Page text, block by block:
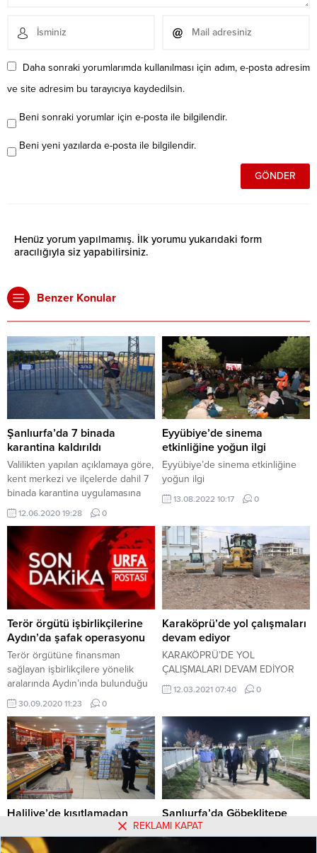
Daha sonraki yorumlarımda kullanılması için adım, e-posta adresim
ve site adresim bu tarayıcıya kaydedilsin.
Beni sonraki yorumlar için e-posta ile bilgilendir.
Beni yeni yazılarda e-posta ile bilgilendir.
Henüz yorum yapılmamış. İlk yorumu yukarıdaki form
aracılığıyla siz yapabilirsiniz.
Benzer Konular
Şanlıurfa’da 7 binada
karantina kaldırıldı
Valilikten yapılan açıklamaya göre,
kent merkezi ve ilçelerde dahil 7
binada karantina uygulamasına
son verildi.
12.06.2020 19:28 0
Eyyübiye’de sinema
etkinliğine yoğun ilgi
Eyyübiye’de sinema etkinliğine
yoğun ilgi
13.08.2022 10:17 0
Terör örgütü işbirlikçilerine
Aydın’da şafak operasyonu
Terör örgütüne finansman
sağlayan işbirlikçilere yönelik
aralarında Aydın’ında bulunduğu
4 ilde şafak vakti operasyon
düzenlendi. Mardin İl Jandarma
Komutanlığı ekiplerince Yıldırım-8
(Çınar-9) Jandarma Üstçavuş İlker
Düzova operasyonu kapsamında
sözde Ömeryan-Bagok ve
Kerboran kırsalında terör örgütü
mensuplarının imhasına yönelik
operasyonlar devam ederken
örgüte finansman sağlayan milis
ve iş birlikçilerine yönelik de...
30.09.2020 11:23 0
Karaköprü’de yol çalışmaları
devam ediyor
KARAKÖPRÜ’DE YOL
ÇALIŞMALARI DEVAM EDİYOR
12.03.2021 07:40 0
Haliliye’de kısıtlamadan
denetlendi
Şanlıurfa’da Göbeklitepe
tesisi hizmete girdi
REKLAMI KAPAT